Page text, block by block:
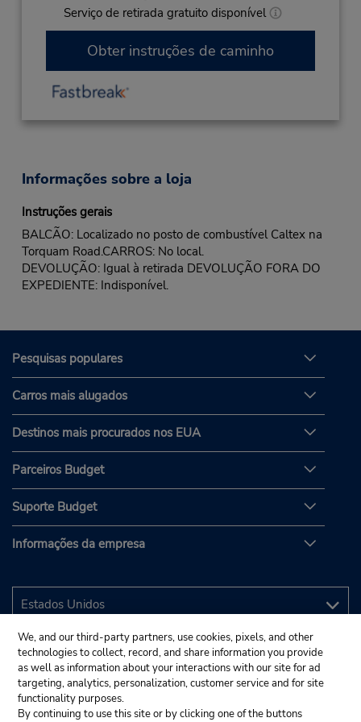
Serviço de retirada gratuito disponível
Obter instruções de caminho
Informações sobre a loja
Instruções gerais
BALCÃO: Localizado no posto de combustível Caltex na
Torquam Road.CARROS: No local.
DEVOLUÇÃO: Igual à retirada DEVOLUÇÃO FORA DO
EXPEDIENTE: Indisponível.
Pesquisas populares
Carros mais alugados
Destinos mais procurados nos EUA
Parceiros Budget
Suporte Budget
Informações da empresa
We, and our third-party partners, use cookies, pixels, and other
technologies to collect, record, and share information you provide
as well as information about your interactions with our site for ad
targeting, analytics, personalization, customer service and for site
functionality purposes.
By continuing to use this site or by clicking one of the buttons